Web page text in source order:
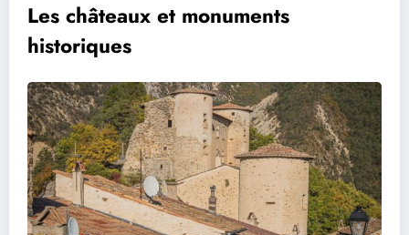
Les châteaux et monuments
historiques